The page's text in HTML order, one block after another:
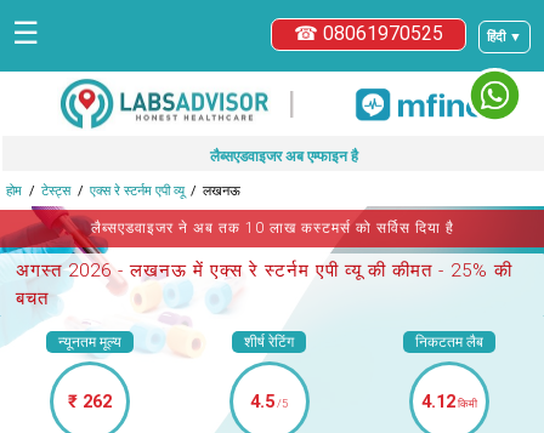
हिंदी ▼
☎ 08061970525
☰
|
लैब्सएडवाइजर अब एम्फाइन है
होम टेस्ट्स एक्स रे स्टर्नम एपी व्यू लखनऊ
लैब्सएडवाइजर ने अब तक 10 लाख कस्टमर्स को सर्विस दिया है
अगस्त 2026 -लखनऊ में एक्स रे स्टर्नम एपी व्यूकी कीमत - 25% की
बचत
न्यूनतम मूल्य
₹ 262
शीर्ष रेटिंग
4.5/5
निकटतम लैब
4.12किमी